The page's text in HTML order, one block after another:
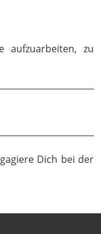
aufzuarbeiten, zu
Dich bei der